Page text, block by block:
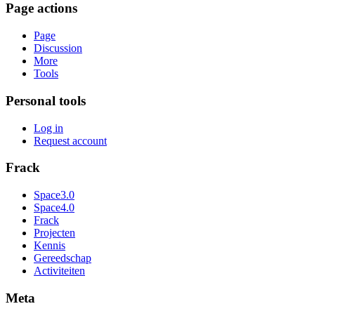
Page actions
Page
Discussion
More
Tools
Personal tools
Log in
Request account
Frack
Space3.0
Space4.0
Frack
Projecten
Kennis
Gereedschap
Activiteiten
Meta